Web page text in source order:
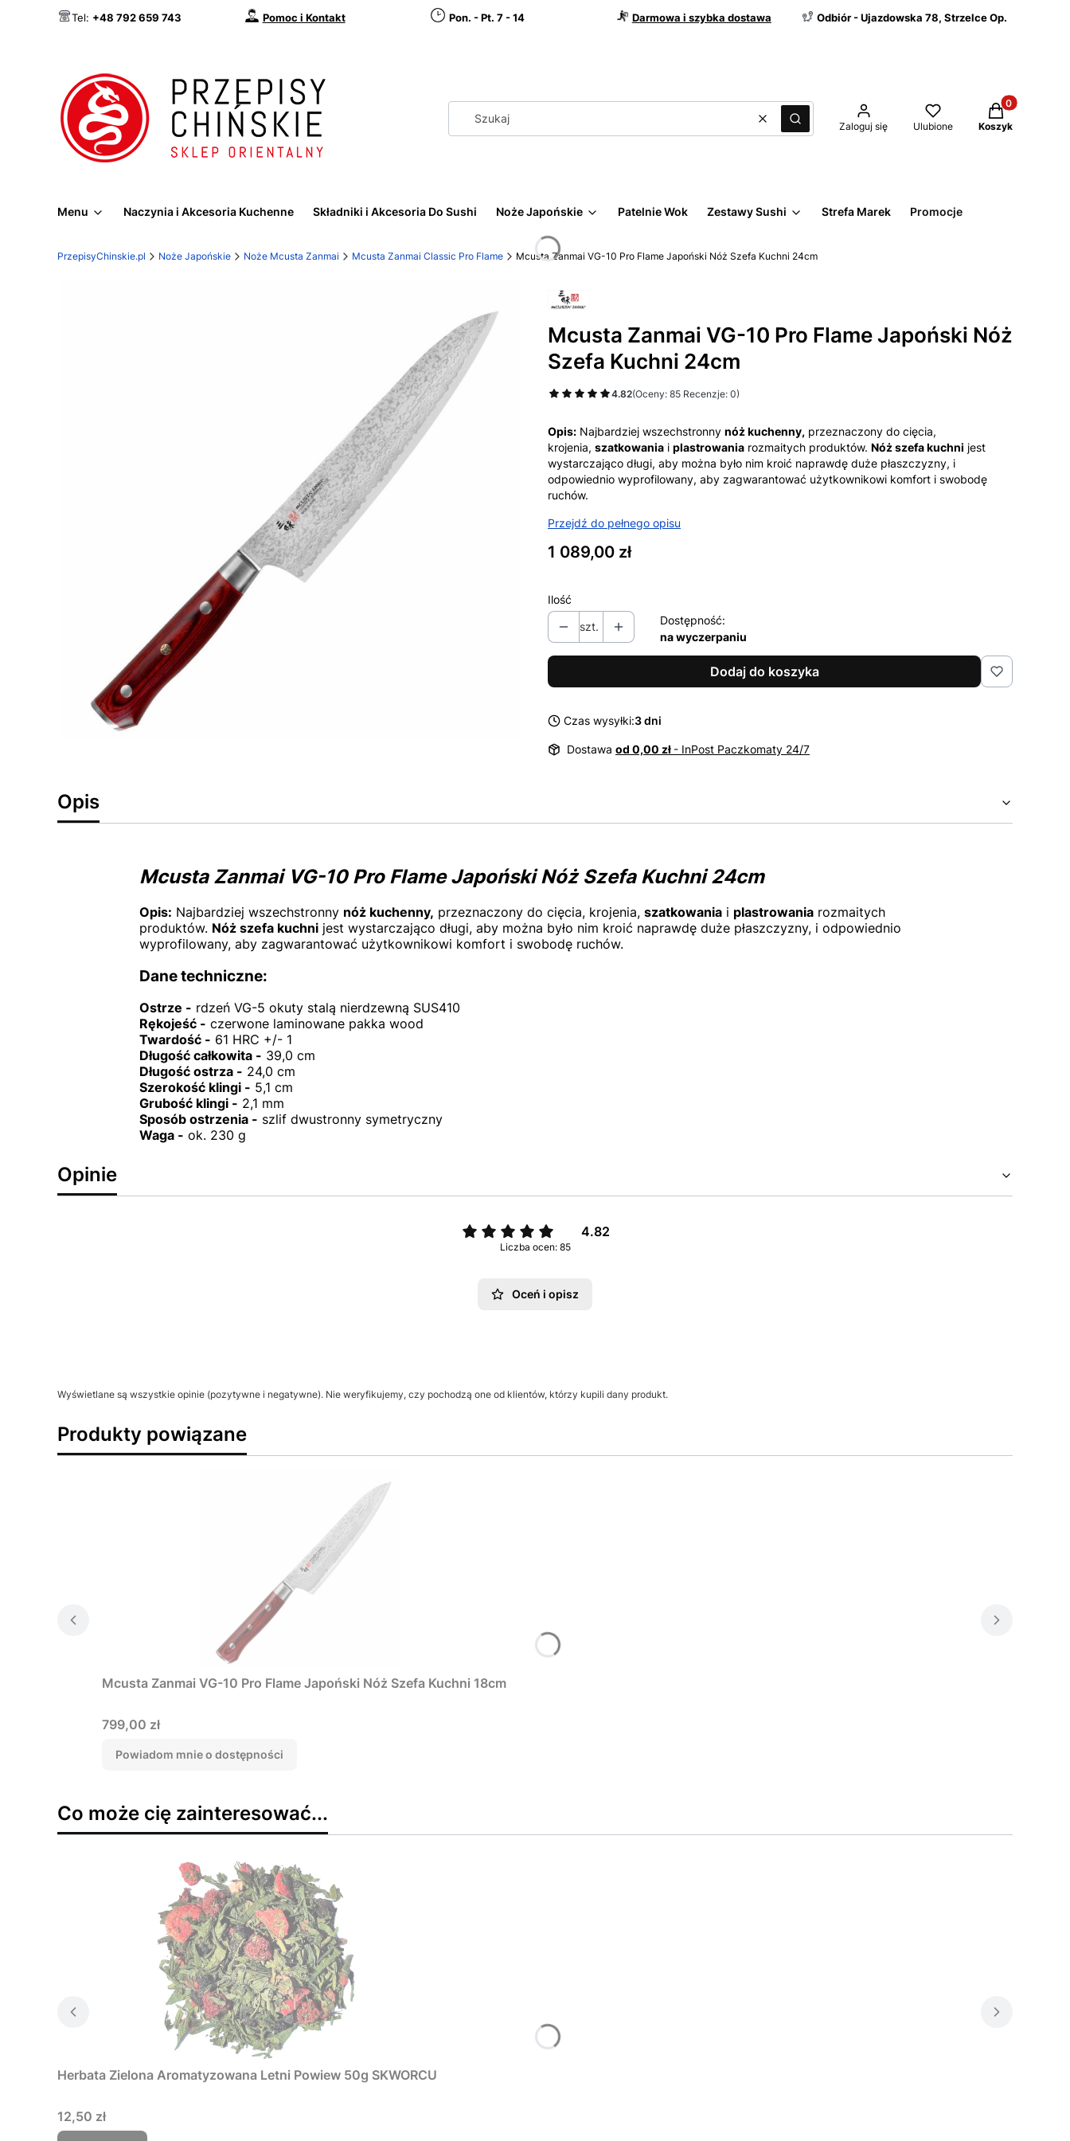
Tel: +48 792 659 743 Pomoc i Kontakt Pon. - Pt. 7 - 14 Darmowa i szybka dostawa Odbiór - Ujazdowska 78, Strzelce Op.
WyczyśćSzukaj Zaloguj się Ulubione
Produkty w
Koszyk
Menu Naczynia i Akcesoria Kuchenne Składniki i Akcesoria Do Sushi Noże Japońskie Patelnie Wok Zestawy Sushi Strefa Marek Promocje
PrzepisyChinskie.pl Noże Japońskie Noże Mcusta Zanmai Mcusta Zanmai Classic Pro Flame Mcusta Zanmai VG-10 Pro Flame Japoński Nóż Szefa Kuchni 24cm
Mcusta Zanmai VG-10 Pro Flame Japoński Nóż
Szefa Kuchni 24cm
4.82(Oceny: 85 Recenzje: 0)
Opis: Najbardziej wszechstronny nóż kuchenny, przeznaczony do cięcia,
krojenia, szatkowania i plastrowania rozmaitych produktów. Nóż szefa kuchni jest
wystarczająco długi, aby można było nim kroić naprawdę duże płaszczyzny, i
odpowiednio wyprofilowany, aby zagwarantować użytkownikowi komfort i swobodę
ruchów.
Przejdź do pełnego opisu
Cena
1 089,00 zł
Ilość
szt.
Dostępność:
na wyczerpaniu
Dodaj do koszyka
Czas wysyłki:3 dni
Dostawa od 0,00 zł - InPost Paczkomaty 24/7
Opis
Mcusta Zanmai VG-10 Pro Flame Japoński Nóż Szefa Kuchni 24cm
Opis: Najbardziej wszechstronny nóż kuchenny, przeznaczony do cięcia, krojenia, szatkowaniai plastrowaniarozmaitych
produktów. Nóż szefa kuchnijest wystarczająco długi, aby można było nim kroić naprawdę duże płaszczyzny, i odpowiednio
wyprofilowany, aby zagwarantować użytkownikowi komfort i swobodę ruchów.
Dane techniczne:
Ostrze - rdzeń VG-5 okuty stalą nierdzewną SUS410
Rękojeść - czerwone laminowane pakka wood
Twardość - 61 HRC +/- 1
Długość całkowita - 39,0 cm
Długość ostrza - 24,0 cm
Szerokość klingi - 5,1 cm
Grubość klingi - 2,1 mm
Sposób ostrzenia - szlif dwustronny symetryczny
Waga - ok. 230 g
Opinie
4.82
Liczba ocen: 85
Oceń i opisz
Wyświetlane są wszystkie opinie (pozytywne i negatywne). Nie weryfikujemy, czy pochodzą one od klientów, którzy kupili dany produkt.
Produkty powiązane
Mcusta Zanmai VG-10 Pro Flame Japoński Nóż Szefa Kuchni 18cm
Cena
799,00 zł
Powiadom mnie o dostępności
Co może cię zainteresować...
Herbata Zielona Aromatyzowana Letni Powiew 50g SKWORCU
Cena
12,50 zł